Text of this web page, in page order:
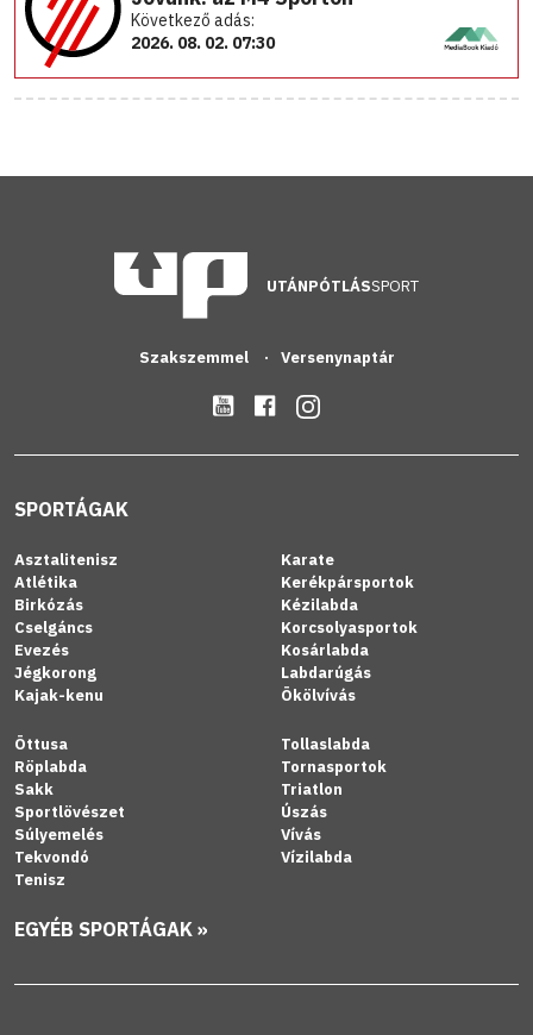
Következő adás:
2026. 08. 02. 07:30
UTÁNPÓTLÁSSPORT
Szakszemmel Versenynaptár
SPORTÁGAK
Asztalitenisz
Atlétika
Birkózás
Cselgáncs
Evezés
Jégkorong
Kajak-kenu
Karate
Kerékpársportok
Kézilabda
Korcsolyasportok
Kosárlabda
Labdarúgás
Ökölvívás
Öttusa
Röplabda
Sakk
Sportlövészet
Súlyemelés
Tekvondó
Tenisz
Tollaslabda
Tornasportok
Triatlon
Úszás
Vívás
Vízilabda
EGYÉB SPORTÁGAK »